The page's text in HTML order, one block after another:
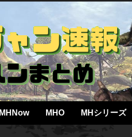
MHNow MHO MHシリーズ